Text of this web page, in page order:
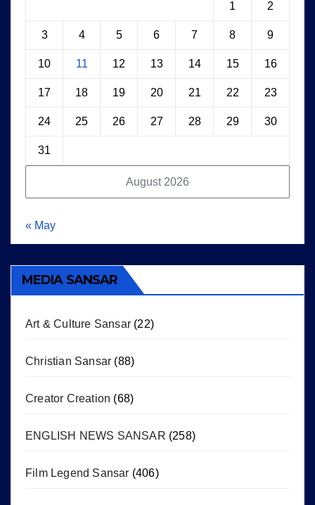
August 2026
1 2
3 4 5 6 7 8 9
10 11 12 13 14 15 16
17 18 19 20 21 22 23
24 25 26 27 28 29 30
31
« May
MEDIA SANSAR
Art & Culture Sansar (22)
Christian Sansar (88)
Creator Creation (68)
ENGLISH NEWS SANSAR (258)
Film Legend Sansar (406)